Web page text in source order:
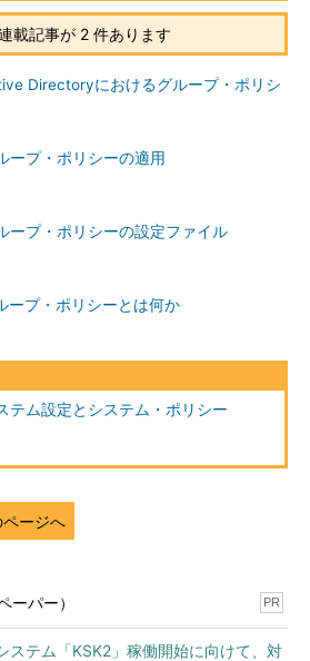
だけ適用されるポ
のHKEY_CURREN
するキー。
紙］の指定を有効
るキー。
］－［画面］－
] を制限する］の
を隠すためのレジ
）以外は、削
**del.）
体は比較的素朴な作りになっているこ
上記画面の
）。値を削除する場合は「**del.[値]」と
の（10）の部分）。ポリシー・ファイル
み取った各コンピュータはこれに従っ
載記事が 2 件あります
Directoryにおけるグループ・ポリシ
プ・ポリシーの適用
プ・ポリシーの設定ファイル
プ・ポリシーとは何か
ム設定とシステム・ポリシー
ージへ
ーパー） PR
ステム「KSK2」稼働開始に向けて、対